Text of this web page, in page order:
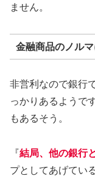
ません。
金融商品のノル
非営利なので銀行
っかりあるようで
もあるそう。
『結局、他の銀行
プとしてあげてい